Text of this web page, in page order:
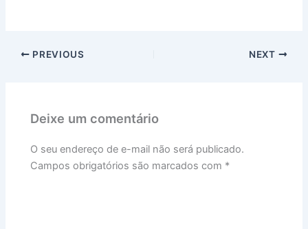
PREVIOUS NEXT
Deixe um comentário
O seu endereço de e-mail não será publicado.
Campos obrigatórios são marcados com *